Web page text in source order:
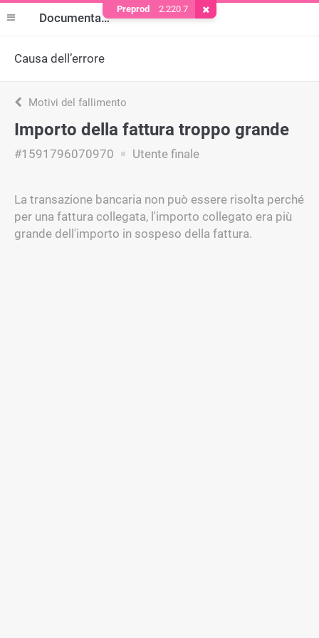
Documentazione
Causa dell’errore
Motivi del fallimento
Importo della fattura troppo grande
#1591796070970 Utente finale
La transazione bancaria non può essere risolta perché
per una fattura collegata, l'importo collegato era più
grande dell'importo in sospeso della fattura.
Preprod 2.220.7 Rimuovere il cookie